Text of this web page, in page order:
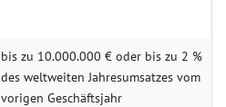
bis zu 10.000.000 € oder bis zu 2 %
des weltweiten Jahresumsatzes vom
vorigen Geschäftsjahr